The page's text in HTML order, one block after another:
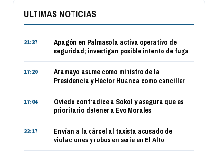
ULTIMAS NOTICIAS
21:37
Apagón en Palmasola activa operativo de
seguridad; investigan posible intento de fuga
17:20
Aramayo asume como ministro de la
Presidencia y Héctor Huanca como canciller
17:04
Oviedo contradice a Sokol y asegura que es
prioritario detener a Evo Morales
22:17
Envían a la cárcel al taxista acusado de
violaciones y robos en serie en El Alto